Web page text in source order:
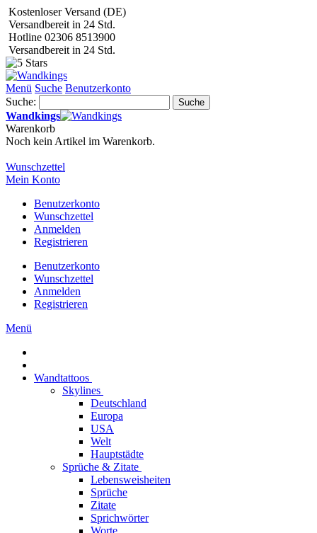
Kostenloser Versand (DE)
Versandbereit in 24 Std.
Hotline 02306 8513900
Versandbereit in 24 Std.
Menü Suche Benutzerkonto
Suche:
Suche
Wandkings
Warenkorb
Noch kein Artikel im Warenkorb.
Wunschzettel
Mein Konto
Benutzerkonto
Wunschzettel
Anmelden
Registrieren
Benutzerkonto
Wunschzettel
Anmelden
Registrieren
Menü
Wandtattoos
Skylines
Deutschland
Europa
USA
Welt
Hauptstädte
Sprüche & Zitate
Lebensweisheiten
Sprüche
Zitate
Sprichwörter
Worte